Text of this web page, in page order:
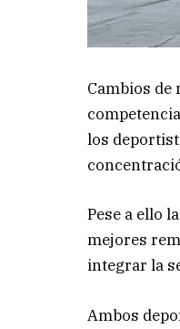
Cambios
los
Pese a ello
mejores
integrar la
Ambos